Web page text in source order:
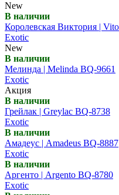
New
В наличии
Королевская Виктория |
Exotic
New
В наличии
Мелинда | Melinda BQ-9661
Exotic
Акция
В наличии
Грейлак | Greylac BQ-8738
Exotic
В наличии
Амадеус | Amadeus BQ-8887
Exotic
В наличии
Аргенто | Argento BQ-8780
Exotic